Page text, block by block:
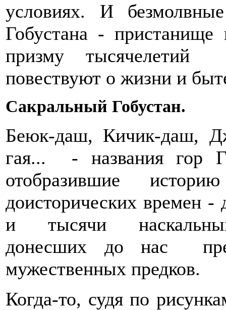
условиях. И
Гобустана - пристанище
призму тысячелетий
повествуют о жизни и
Сакральный Гобустан.
Беюк-даш, Кичик-даш,
гая... - названия гор
отобразившие
доисторических времен -
и тысячи наскальных
донесших до нас
мужественных предков.
Когда-то, судя по